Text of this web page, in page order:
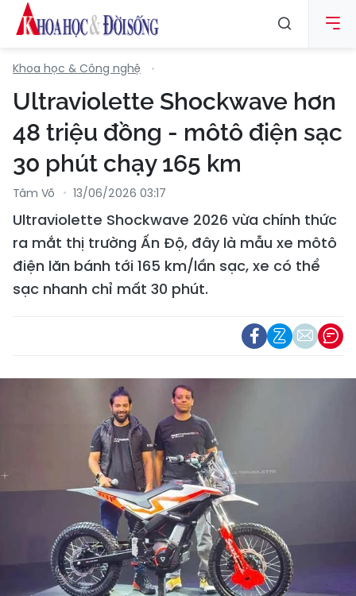
Khoa học & Công nghệ
Ultraviolette Shockwave hơn
48 triệu đồng - môtô điện sạc
30 phút chạy 165 km
Tâm Võ 13/06/2026 03:17
Ultraviolette Shockwave 2026 vừa chính thức
ra mắt thị trường Ấn Độ, đây là mẫu xe môtô
điện lăn bánh tới 165 km/lần sạc, xe có thể
sạc nhanh chỉ mất 30 phút.